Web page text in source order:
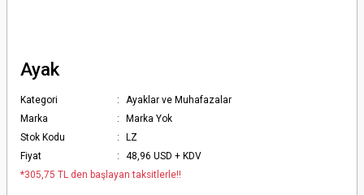
Ayak
Kategori
Ayaklar ve Muhafazalar
Marka
Marka Yok
Stok Kodu
LZ
Fiyat
48,96 USD + KDV
*305,75 TL den başlayan taksitlerle!!